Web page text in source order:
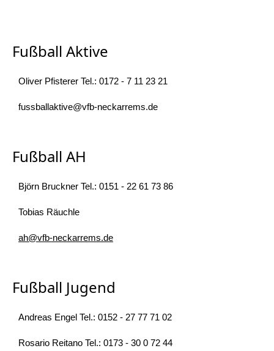
Fußball Aktive
Oliver Pfisterer Tel.: 0172 - 7 11 23 21
fussballaktive@vfb-neckarrems.de
Fußball AH
Björn Bruckner Tel.: 0151 - 22 61 73 86
Tobias Räuchle
ah@vfb-neckarrems.de
Fußball Jugend
Andreas Engel Tel.: 0152 - 27 77 71 02
Rosario Reitano Tel.: 0173 - 30 0 72 44